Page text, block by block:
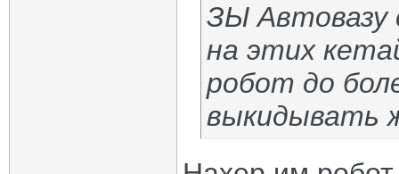
ЗЫ Автовазу
на этих
робот до
выкидывать